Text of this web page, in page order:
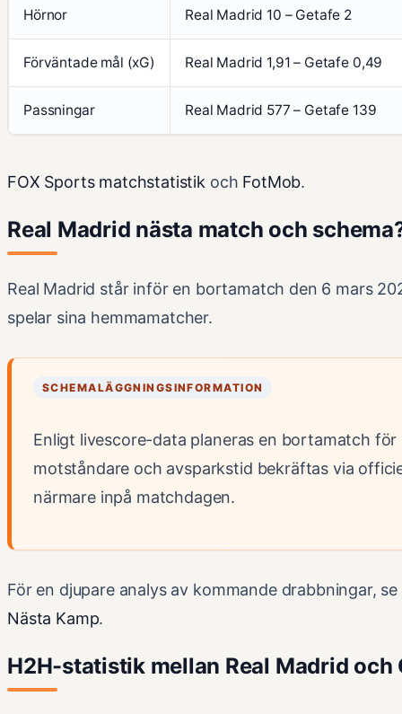
Hörnor Real Madrid 10 – Getafe 2
Förväntade mål (xG) Real Madrid 1,91 – Getafe 0,49
Passningar Real Madrid 577 – Getafe 139
FOX Sports matchstatistik och FotMob.
Real Madrid nästa match och
Real Madrid står inför en bortamatch den 6 mars
spelar sina hemmamatcher.
SCHEMALÄGGNINGSINFORMATION
Enligt livescore-data planeras en bortamatch
motståndare och avsparkstid bekräftas via
närmare inpå matchdagen.
För en djupare analys av kommande drabbningar, se
Nästa Kamp.
H2H-statistik mellan Real Madrid och